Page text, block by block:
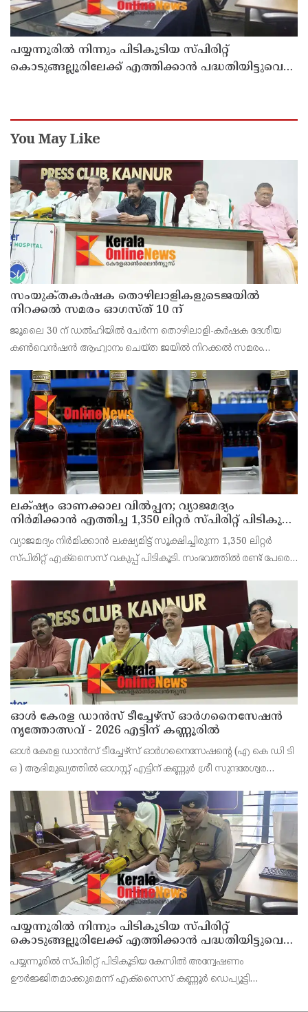
പയ്യന്നൂരിൽ നിന്നും പിടികൂടിയ സ്പിരിറ്റ്
കൊടുങ്ങല്ലൂരിലേക്ക് എത്തിക്കാൻ പദ്ധതിയിട്ടുവെന്ന്
You May Like
സംയുക്‌തകർഷക തൊഴിലാളികളുടെജയിൽ
നിറക്കൽ സമരം ഓഗസ്ത് 10 ന്
ജൂലൈ 30 ന് ഡൽഹിയിൽ ചേർന്ന തൊഴിലാളി-കർഷക ദേശീയ
കൺവെൻഷൻ ആഹ്വാനം ചെയ്ത ജയിൽ നിറക്കൽ സമരം
തൊഴിലാളി സംഘടനകളുടെ സംയുക്ത ജില്ലാ സമിതി
തീരുമാനിച്ചു.ഇതിന്റെ ഭാഗമായ
ലക്‌ഷ്യം ഓണക്കാല വിൽപ്പന; വ്യാജമദ്യം
നിർമിക്കാൻ എത്തിച്ച 1,350 ലിറ്റർ സ്പിരിറ്റ് പിടികൂടി;
രണ്ട് പേർ അറസ്റ്റിൽ
വ്യാജമദ്യം നിർമിക്കാൻ ലക്ഷ്യമിട്ട് സൂക്ഷിച്ചിരുന്ന 1,350 ലിറ്റർ
സ്പിരിറ്റ് എക്സൈസ് വകുപ്പ് പിടികൂടി. സംഭവത്തിൽ രണ്ട് പേരെ
കോട്ടക്കുളങ്ങരയിലെ ഹോളോബ്രിക
ഓൾ കേരള ഡാൻസ് ടീച്ചേഴ്സ് ഓർഗനൈസേഷൻ
നൃത്തോത്സവ് - 2026 എട്ടിന് കണ്ണൂരിൽ
ഓൾ കേരള ഡാൻസ് ടീച്ചേഴ്സ് ഓർഗനൈസേഷൻ്റെ (എ കെ ഡി ടി
ഒ ) ആഭിമുഖ്യത്തിൽ ഓഗസ്റ്റ് എട്ടിന് കണ്ണുർ ശ്രീ സുന്ദരേശ്വര
സംഘാടകർ കണ്ണൂർ പ്രസ് ക്ളബ്ബിൽ വാർത്താ സമ
പയ്യന്നൂരിൽ നിന്നും പിടികൂടിയ സ്പിരിറ്റ്
കൊടുങ്ങല്ലൂരിലേക്ക് എത്തിക്കാൻ പദ്ധതിയിട്ടുവെന്ന്
എക്സൈസ് ഡെപ്യൂട്ടി കമ്മിഷണർ
പയ്യന്നൂരിൽ സ്പിരിറ്റ് പിടികൂടിയ കേസിൽ അന്വേഷണം
ഊർജ്ജിതമാക്കുമെന്ന് എക്സൈസ് കണ്ണൂർ ഡെപ്യൂട്ടി